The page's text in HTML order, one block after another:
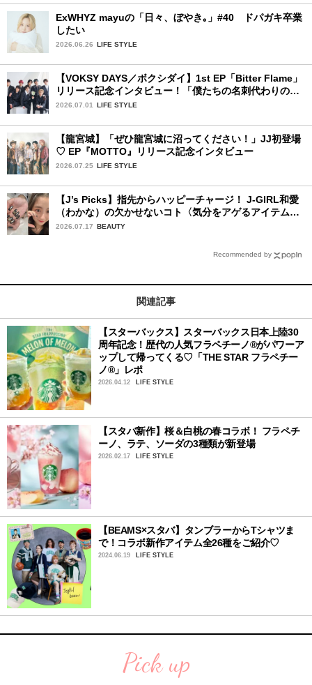
ExWHYZ mayuの「日々、ぼやき｡」#40 ドパガキ卒業
したい
2026.06.26 LIFE STYLE
【VOKSY DAYS／ボクシダイ】1st EP「Bitter Flame」
リリース記念インタビュー！「僕たちの名刺代わりのよ
うなアルバム」
2026.07.01 LIFE STYLE
【龍宮城】「ぜひ龍宮城に沼ってください！」JJ初登場
♡ EP『MOTTO』リリース記念インタビュー
2026.07.25 LIFE STYLE
【J’s Picks】指先からハッピーチャージ！ J-GIRL和愛
（わかな）の欠かせないコト〈気分をアゲるアイテム＆
ルーティーン〉
2026.07.17 BEAUTY
Recommended by
関連記事
【スターバックス】スターバックス日本上陸30
周年記念！歴代の人気フラペチーノ®がパワーア
ップして帰ってくる♡「THE STAR フラペチー
ノ®」レポ
2026.04.12 LIFE STYLE
【スタバ新作】桜＆白桃の春コラボ！ フラペチ
ーノ、ラテ、ソーダの3種類が新登場
2026.02.17 LIFE STYLE
【BEAMS×スタバ】タンブラーからTシャツま
で！コラボ新作アイテム全26種をご紹介♡
2024.06.19 LIFE STYLE
Pick up